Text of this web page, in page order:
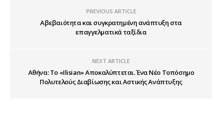
PREVIOUS ARTICLE
Αβεβαιότητα και συγκρατημένη ανάπτυξη στα
επαγγελματικά ταξίδια
NEXT ARTICLE
Αθήνα: Το «Ilisian» Αποκαλύπτεται. Ένα Νέο Τοπόσημο
Πολυτελούς Διαβίωσης και Αστικής Ανάπτυξης